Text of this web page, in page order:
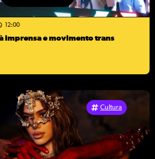
12:00
imprensa e movimento trans
Cultura